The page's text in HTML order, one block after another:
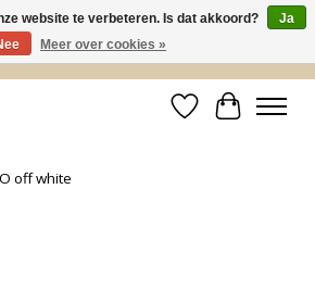
en wij maken ruimte! Shop nu de zomer
Verlanglijst
off white
website te verbeteren. Is dat akkoord?
Ja
Meer over cookies »